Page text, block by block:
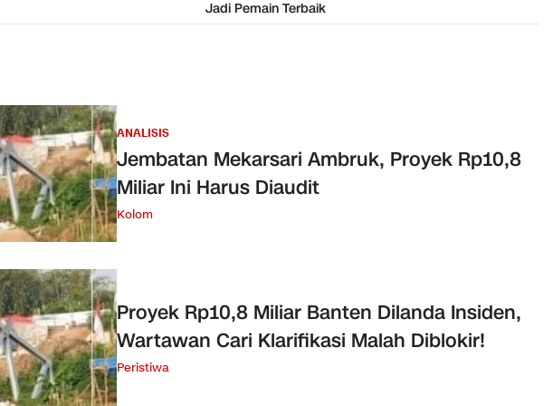
Jadi Pemain Terbaik
ANALISIS
Jembatan Mekarsari Ambruk, Proyek Rp10,8
Miliar Ini Harus Diaudit
Kolom
Proyek Rp10,8 Miliar Banten Dilanda Insiden,
Wartawan Cari Klarifikasi Malah Diblokir!
Peristiwa